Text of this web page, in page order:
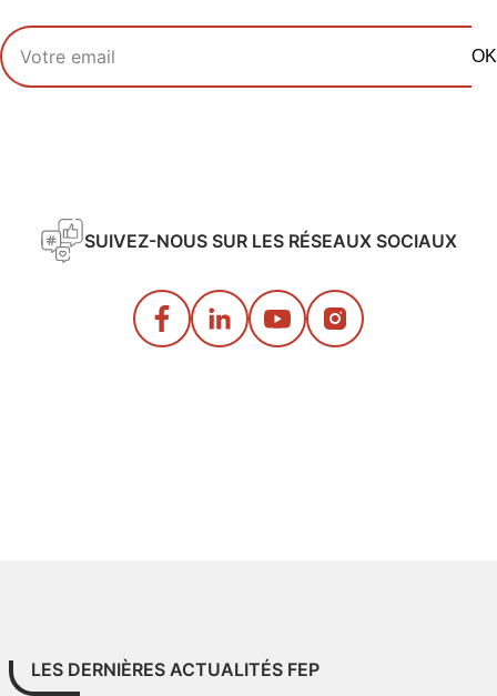
Votre adresse email
OK
SUIVEZ-NOUS SUR LES RÉSEAUX SOCIAUX
LES DERNIÈRES ACTUALITÉS FEP